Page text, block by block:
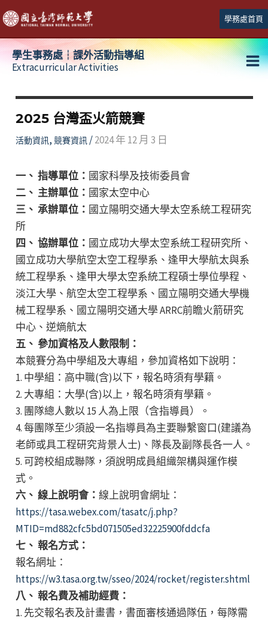
跳
至
主
學務處首頁
學生事務處┆課外活動指導組
Extracurricular Activities
2025 台灣盃火箭競賽
活動資訊, 競賽資訊/2024 年 12 月 3 日
一、 指導單位： 國家科學及技術委員會
二、 主辦單位： 國家太空中心
三、 承辦單位： 國立陽明交通大學太空系統工程研究
所
四、 協辦單位： 國立成功大學太空系統工程研究所、
國立成功大學航空太空工程學系、逢甲大學航太與系
統工程學系、逢甲大學太空系統工程碩士學位學程、
淡江大學、航空太空工程學系、國立陽明交通大學機
械工程學系、國立陽明交通大學 ARRC前瞻火箭研究
中心、逆熵航太
五、 參加資格及人數限制：
本競賽分為中學組及大專組，參加資格如下說明：
1. 中學組：高中職(含)以下，報名時須有學籍。
2. 大專組：大學(含)以上，報名時須有學籍。
3. 團隊總人數以 15 人為上限（含指導員）。
4. 每團隊至少須設一名指導員為主要聯繫窗口(建議為
老師或具工程研究背景人士)、隊長及副隊長各一人。
5. 可跨校組成聯隊，須說明成員組織架構與運作模
式。
六、 線上說明會： 線上說明會網址：
https://tasa.webex.com/tasatc/j.php?
MTID=md882cfc5bd071505ed32225900fddcfa
七、 報名方式：
報名網址：
https://w3.tasa.org.tw/sseo/2024/rocket/register.shtml
八、 報名費及補助經費：
1. 先交報名表及計畫書，書面審核通過隊伍，每隊需